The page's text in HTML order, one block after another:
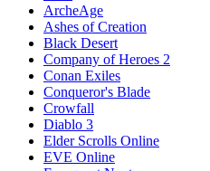
ArcheAge
Ashes of Creation
Black Desert
Company of Heroes 2
Conan Exiles
Conqueror's Blade
Crowfall
Diablo 3
Elder Scrolls Online
EVE Online